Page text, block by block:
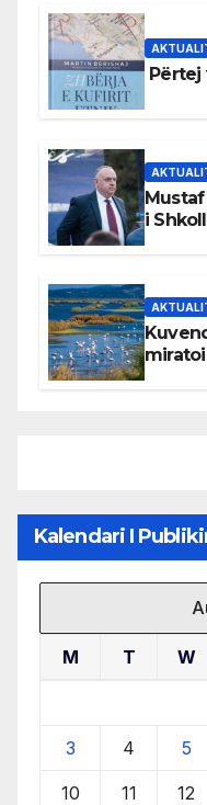
Përtej
i
Kalendari I
M T W
3 4 5
10 11 12